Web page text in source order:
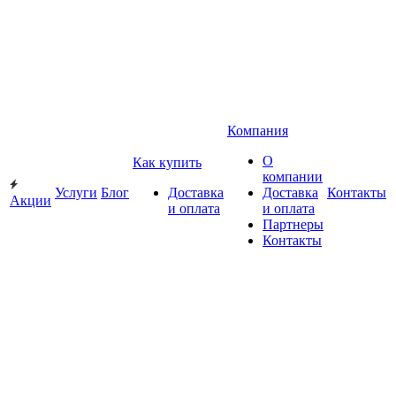
Акции
Услуги Блог
Как купить
Доставка
и оплата
Компания
О
компании
Доставка
и оплата
Партнеры
Контакты
Контакты